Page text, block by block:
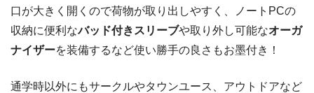
口が大きく開くので荷物が取り出しやすく、ノートPCの
収納に便利なバッド付きスリーブや取り外し可能なオーガ
ナイザーを装備するなど使い勝手の良さもお墨付き！
通学時以外にもサークルやタウンユース、アウトドアなど